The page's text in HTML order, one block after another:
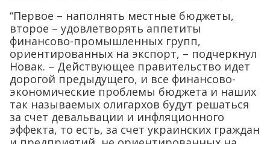
“Первое – наполнять местные бюджеты,
второе – удовлетворять аппетиты
финансово-промышленных групп,
ориентированных на экспорт, – подчеркнул
Новак. – Действующее правительство идет
дорогой предыдущего, и все финансово-
экономические проблемы бюджета и наших
так называемых олигархов будут решаться
за счет девальвации и инфляционного
эффекта, то есть, за счет украинских граждан